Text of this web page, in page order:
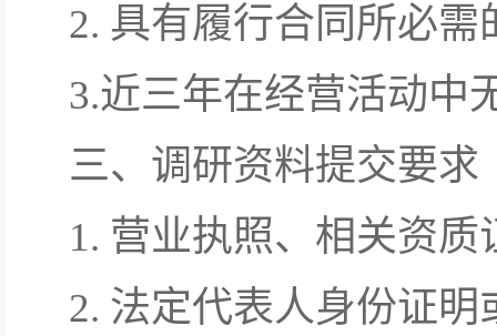
2. 具有履行合同所必
3.近三年在经营活动中
三、调研资料提交要求
1. 营业执照、相关资
2. 法定代表人身份证明